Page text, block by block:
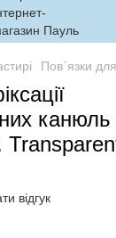
Пов`язки
канюль
відгук